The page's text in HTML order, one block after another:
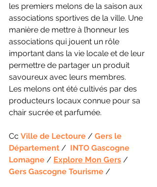
les premiers melons de la saison aux
associations sportives de la ville. Une
manière de mettre à l’honneur les
associations qui jouent un rôle
important dans la vie locale et de leur
permettre de partager un produit
savoureux avec leurs membres.
Les melons ont été cultivés par des
producteurs locaux connue pour sa
chair sucrée et parfumée.
Cc Ville de Lectoure / Gers le
Département / INTO Gascogne
Lomagne / Explore Mon Gers /
Gers Gascogne Tourisme /